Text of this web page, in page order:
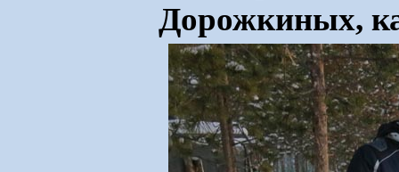
Дорожкиных,